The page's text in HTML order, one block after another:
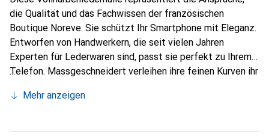
die Qualität und das Fachwissen der französischen
Boutique Noreve. Sie schützt Ihr Smartphone mit Eleganz.
Entworfen von Handwerkern, die seit vielen Jahren
Experten für Lederwaren sind, passt sie perfekt zu Ihrem
Telefon. Massgeschneidert verleihen ihre feinen Kurven ihr
unverzichtbaren Accessoire für Ihr Smartphone.
die Marke Noreve eine sichere Wahl für eine
Mehr anzeigen